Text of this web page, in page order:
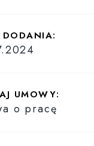
UMOWY:
o pracę